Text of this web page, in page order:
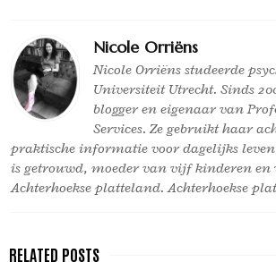
Nicole Orriëns
Nicole Orriëns studeerde
Universiteit Utrecht. Sinds
blogger en eigenaar van
Services. Ze gebruikt haar
praktische informatie voor dagelijks
is getrouwd, moeder van vijf kinderen en
Achterhoekse platteland. Achterhoekse